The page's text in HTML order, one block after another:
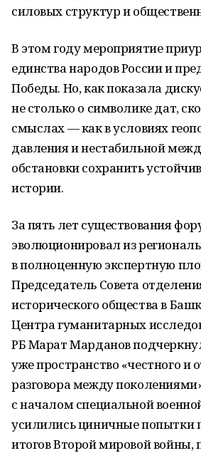
силовых структур и
В этом году мероприятие
единства народов России и
Победы. Но, как показала
не столько о символике дат,
смыслах — как в условиях
давления и нестабильной
обстановки сохранить
истории.
За пять лет существования
эволюционировал из
в полноценную экспертную
Председатель Совета
исторического общества в
Центра гуманитарных
РБ Марат Марданов
уже пространство «честного и
разговора между
с началом специальной
усилились циничные попытки
итогов Второй мировой войны,